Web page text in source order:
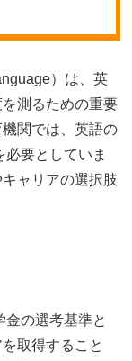
）は、英
測るための重要
関では、英語の
要としていま
ャリアの選択肢
の選考基準と
取得すること